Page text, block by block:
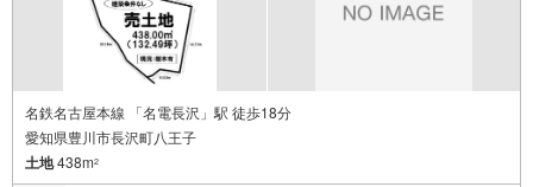
名鉄名古屋本線 「名電長沢」駅 徒歩18分
愛知県豊川市長沢町八王子
土地438m2